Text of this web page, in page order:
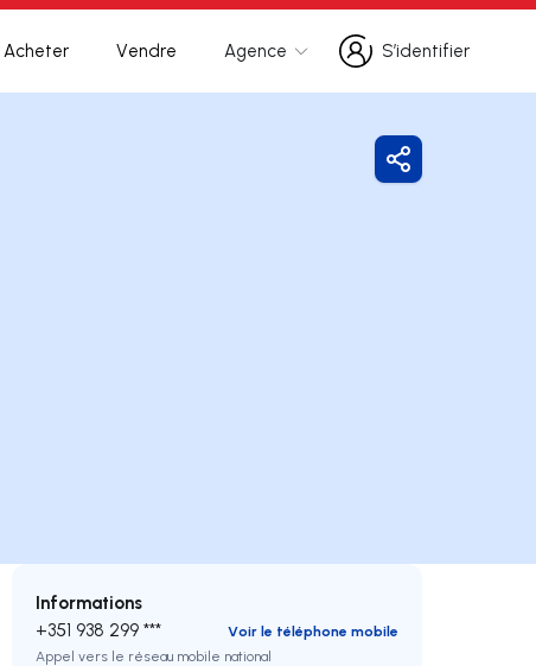
Acheter Vendre Agence
S’identifier
S’identifier
Partager
Informations
+351 938 299 ***
Voir le téléphone mobile
Appel vers le réseau mobile national